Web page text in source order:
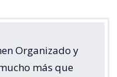
Organizado y
más que